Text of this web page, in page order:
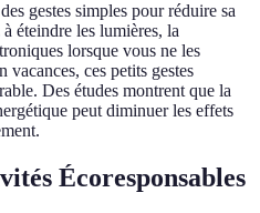
gestes simples pour réduire sa
éteindre les lumières, la
lorsque vous ne les
vacances, ces petits gestes
Des études montrent que la
peut diminuer les effets
Écoresponsables